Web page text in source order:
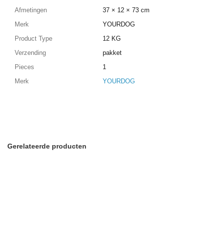
Afmetingen
37 × 12 × 73 cm
Merk
YOURDOG
Product Type
12 KG
Verzending
pakket
Pieces
1
Merk
YOURDOG
Gerelateerde producten